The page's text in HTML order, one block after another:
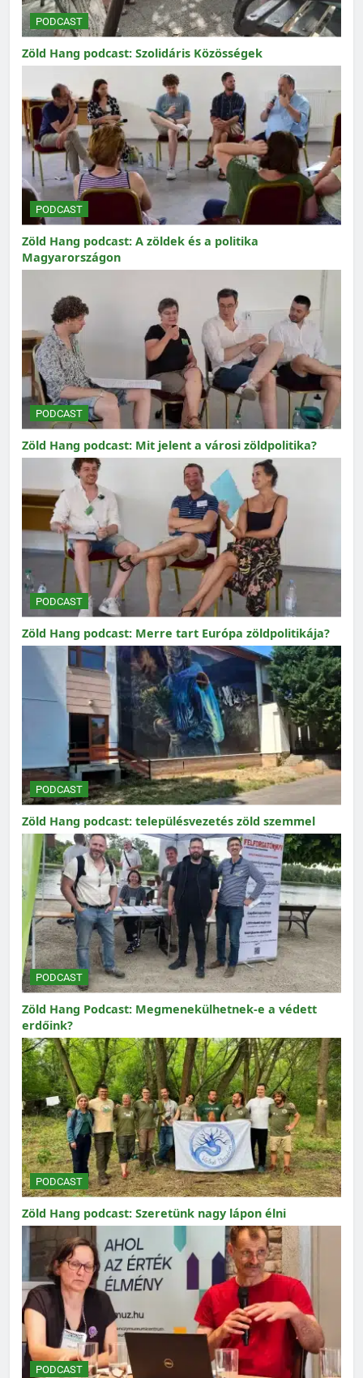
PODCAST
Zöld Hang podcast: Szolidáris Közösségek
PODCAST
Zöld Hang podcast: A zöldek és a politika
Magyarországon
PODCAST
Zöld Hang podcast: Mit jelent a városi zöldpolitika?
PODCAST
Zöld Hang podcast: Merre tart Európa zöldpolitikája?
PODCAST
Zöld Hang podcast: településvezetés zöld szemmel
PODCAST
Zöld Hang Podcast: Megmenekülhetnek-e a védett
erdőink?
PODCAST
Zöld Hang podcast: Szeretünk nagy lápon élni
PODCAST